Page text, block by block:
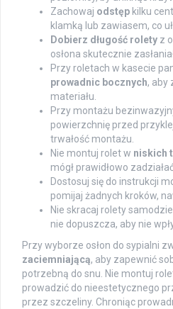
Zachowaj odstęp kilku
klamką lub zawiasem, co
Dobierz długość rolety z
osłona skutecznie
Przy roletach w kasecie
prowadnic bocznych, aby
materiału.
Przy montażu
powierzchnię przed
trwałość montażu.
Nie montuj rolet w niskich
mógł prawidłowo
Dostosuj się do instrukcji
pomijaj żadnych kroków,
Nie skracaj rolety
nie dopuszcza, aby nie
Przy wyborze osłon do sypialni
zaciemniającą, aby zapewnić
potrzebną do snu. Nie montuj
prowadzić do nieestetycznego
przez szczeliny. Chroniąc